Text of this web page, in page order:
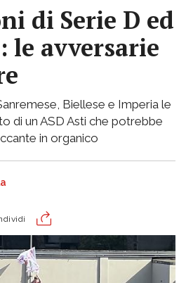
di Serie D ed
le avversarie
Biellese e Imperia le
di un ASD Asti che potrebbe
in organico